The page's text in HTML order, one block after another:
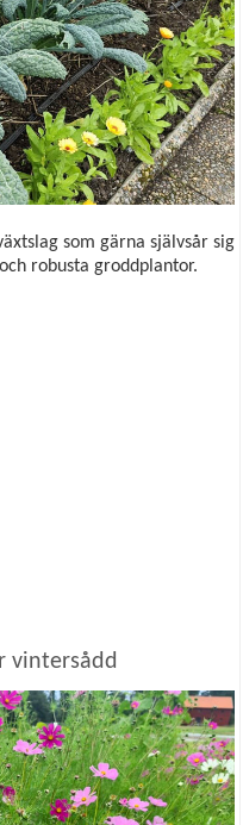
som gärna självsår sig
robusta groddplantor.
vintersådd